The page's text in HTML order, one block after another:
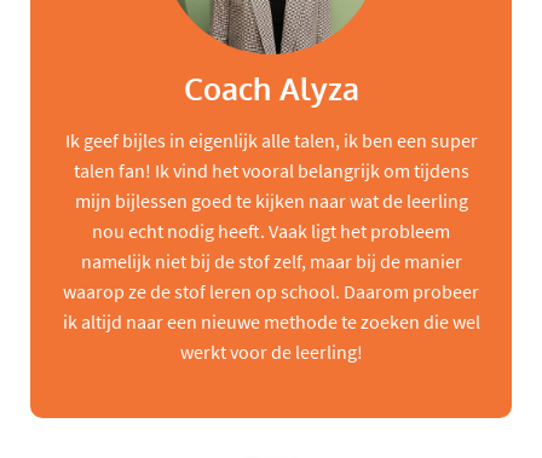
Coach Alyza
Ik geef bijles in eigenlijk alle talen, ik ben een super
talen fan! Ik vind het vooral belangrijk om tijdens
mijn bijlessen goed te kijken naar wat de leerling
nou echt nodig heeft. Vaak ligt het probleem
namelijk niet bij de stof zelf, maar bij de manier
waarop ze de stof leren op school. Daarom probeer
ik altijd naar een nieuwe methode te zoeken die wel
werkt voor de leerling!